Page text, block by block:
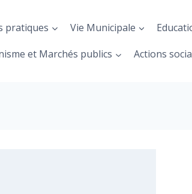
pratiques Vie Municipale
et Marchés publics Actions